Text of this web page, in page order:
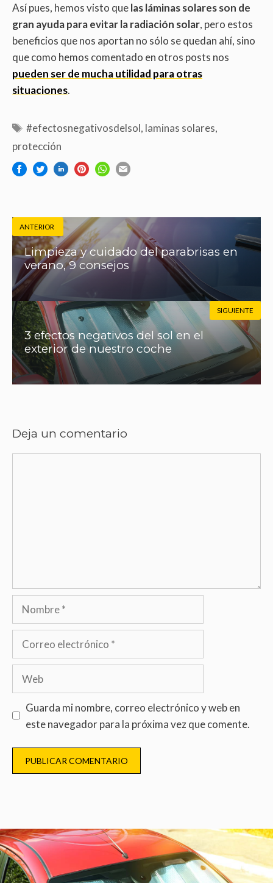
Así pues, hemos visto quelas láminas solares son de
gran ayuda para evitar la radiación solar, pero estos
beneficios que nos aportan no sólo se quedan ahí, sino
que como hemos comentado en otros posts nos
pueden ser de mucha utilidad para otras
situaciones.
#efectosnegativosdelsol, laminas solares,
protección
ANTERIOR
Limpieza y cuidado del parabrisas en
verano, 9 consejos
3 efectos negativos del sol en el
exterior de nuestro coche
SIGUIENTE
Deja un comentario
Guarda mi nombre, correo electrónico y web en
este navegador para la próxima vez que comente.